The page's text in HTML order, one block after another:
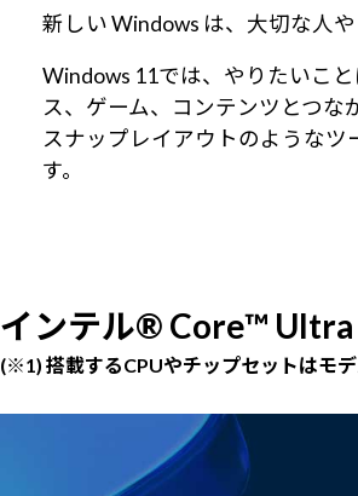
新しい Windows は、大切な人
Windows 11では、やりたいこ
ス、ゲーム、コンテンツとつ
スナップレイアウトのような
す。
インテル® Core™ Ultra
(※1) 搭載するCPUやチップセットはモ